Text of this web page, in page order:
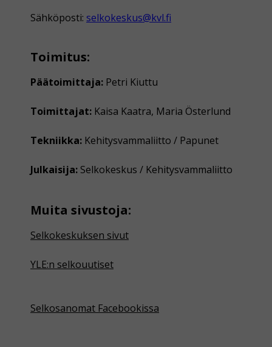
Sähköposti: selkokeskus@kvl.fi
Toimitus:
Päätoimittaja: Petri Kiuttu
Toimittajat: Kaisa Kaatra, Maria Österlund
Tekniikka: Kehitysvammaliitto / Papunet
Julkaisija: Selkokeskus / Kehitysvammaliitto
Muita sivustoja:
Selkokeskuksen sivut
YLE:n selkouutiset
Selkosanomat Facebookissa